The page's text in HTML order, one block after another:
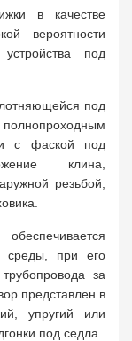
в качестве
вероятности
под
под
полнопроходным
с фаской под
клина,
резьбой,
среды, при его
за
представлен в
упругий или
под седла.